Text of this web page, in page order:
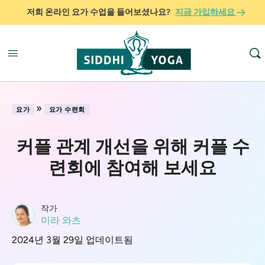
저희 온라인 요가 수업을 들어보셨나요? 지금 가입하세요
요가 » 요가 수련회
커플 관계 개선을 위해 커플 수
련회에 참여해 보세요
작가
미라 와츠
2024년 3월 29일 업데이트됨